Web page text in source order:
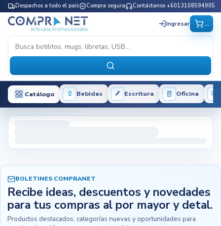
Despachos a todo el país Compra segura Contáctanos +6013108594905
Ingresar ...
Catálogo Bebidas Escritura Oficina
BOLETINES COMPRANET
Recibe ideas, descuentos y novedades
para tus compras al por mayor y detal.
Productos destacados, categorías nuevas y oportunidades para